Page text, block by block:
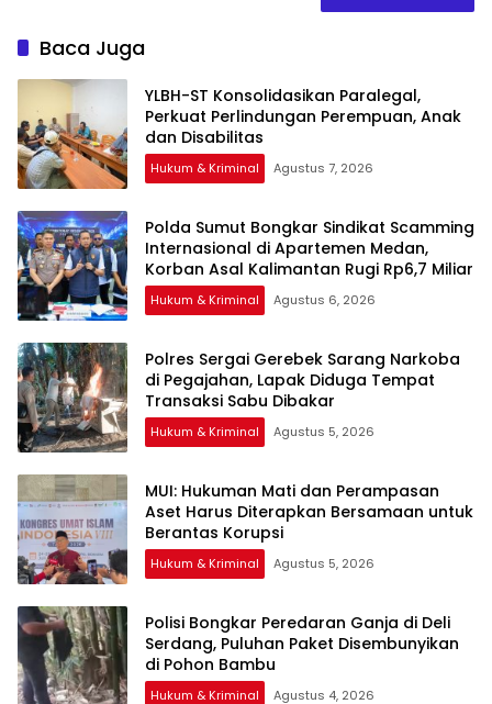
Baca Juga
YLBH-ST Konsolidasikan Paralegal,
Perkuat Perlindungan Perempuan, Anak
Hukum & Kriminal Agustus 7, 2026
Polda Sumut Bongkar Sindikat Scamming
Internasional di Apartemen Medan,
Korban Asal Kalimantan Rugi Rp6,7 Miliar
Hukum & Kriminal Agustus 6, 2026
Polres Sergai Gerebek Sarang Narkoba
di Pegajahan, Lapak Diduga Tempat
Transaksi Sabu Dibakar
Hukum & Kriminal Agustus 5, 2026
‎MUI: Hukuman Mati dan Perampasan
Aset Harus Diterapkan Bersamaan untuk
Hukum & Kriminal Agustus 5, 2026
Polisi Bongkar Peredaran Ganja di Deli
Serdang, Puluhan Paket Disembunyikan
di Pohon Bambu
Hukum & Kriminal Agustus 4, 2026